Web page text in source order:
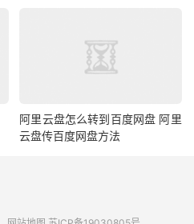
阿里云盘怎么转到百度网盘 阿里
云盘传百度网盘方法